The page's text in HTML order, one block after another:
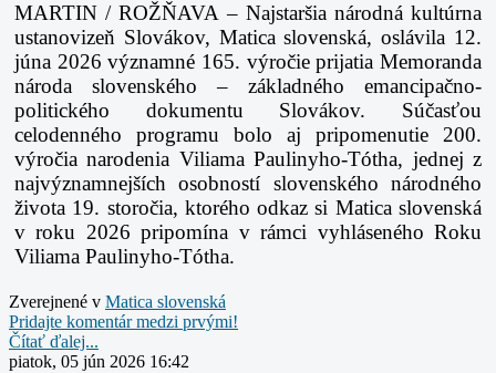
MARTIN / ROŽŇAVA – Najstaršia národná kultúrna
ustanovizeň Slovákov, Matica slovenská, oslávila 12.
júna 2026 významné 165. výročie prijatia Memoranda
národa slovenského – základného emancipačno-
politického dokumentu Slovákov. Súčasťou
celodenného programu bolo aj pripomenutie 200.
výročia narodenia Viliama Paulinyho-Tótha, jednej z
najvýznamnejších osobností slovenského národného
života 19. storočia, ktorého odkaz si Matica slovenská
v roku 2026 pripomína v rámci vyhláseného Roku
Viliama Paulinyho-Tótha.
Zverejnené v Matica slovenská
Pridajte komentár medzi prvými!
Čítať ďalej...
piatok, 05 jún 2026 16:42